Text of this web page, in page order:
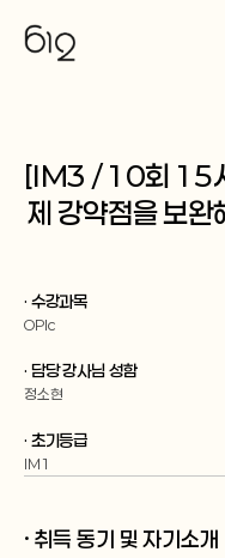
[IM3 / 10회 15
제 강약점을 보완
· 수강과목
OPIc
· 담당 강사님 성함
정소현
· 초기등급
IM1
· 취득 동기 및 자기소개